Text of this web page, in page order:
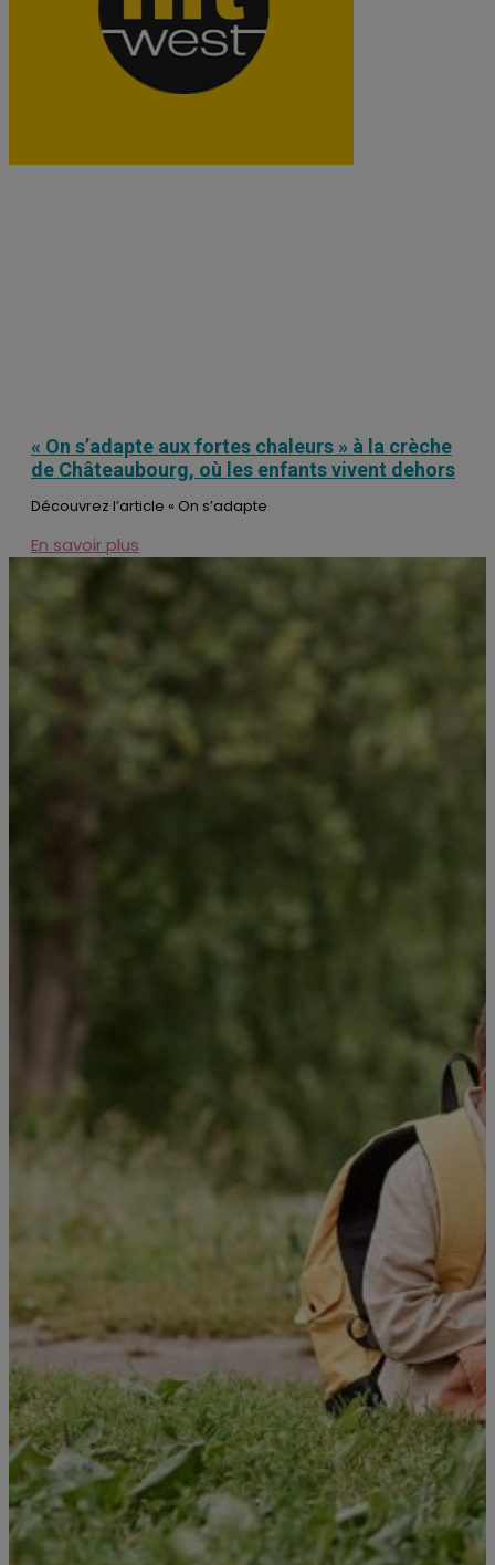
« On s’adapte aux fortes chaleurs » à la crèche
de Châteaubourg, où les enfants vivent dehors
Découvrez l’article « On s’adapte
En savoir plus